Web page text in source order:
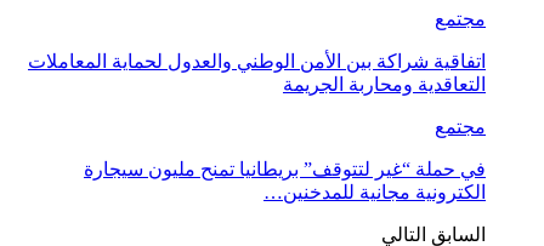
مجتمع
اتفاقية شراكة بين الأمن الوطني والعدول لحماية المعاملات
التعاقدية ومحاربة الجريمة
مجتمع
في حملة “غير لتتوقف” بريطانيا تمنح مليون سيجارة
الكترونية مجانية للمدخنين…
السابق التالي